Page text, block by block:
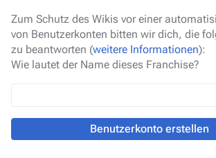
Zum Schutz des Wikis vor einer
von Benutzerkonten bitten wir dich, die
zu beantworten (weitere Informationen):
Wie lautet der Name dieses Franchise?
Benutzerkonto erstellen